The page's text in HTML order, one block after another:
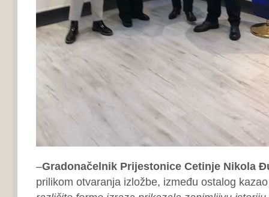
–Gradonačelnik Prijestonice Cetinje Nikola
prilikom otvaranja izložbe, između ostalog kazao